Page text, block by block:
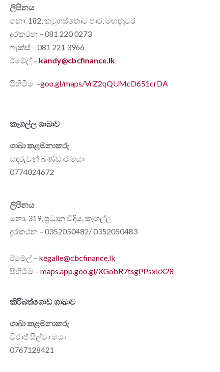
ලිපිනය
නො. 182, කටුගස්තොට පාර, මහනුවර
දුරකථන – 081 220 0273
ෆැක්ස් – 081 221 3966
ඊමේල් – kandy@cbcfinance.lk
පිහිටීම –goo.gl/maps/VrZ2qQUMcD651crDA
කෑගල්ල ශාඛාව
ශාඛා කළමනාකරු
සඳරුවන් බණ්ඩාර මයා
0774024672
ලිපිනය
නො. 319, ප්‍රධාන වීදිය, කෑගල්ල
දුරකථන – 0352050482/ 0352050483
ඊමේල් – kegalle@cbcfinance.lk
පිහිටීම – maps.app.goo.gl/XGobR7tsgPPsxkX28
කිරිබත්ගොඩ ශාඛාව
ශාඛා කළමනාකරු
විරාජ් සිල්වා මයා
0767128421